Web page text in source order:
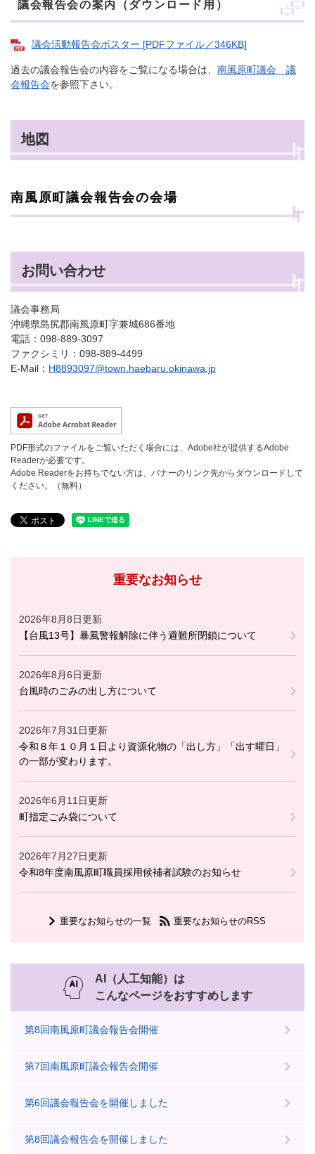
議会報告会の案内（ダウンロード用）
議会活動報告会ポスター [PDFファイル／346KB]
過去の議会報告会の内容をご覧になる場合は、 南風原町議会 議
会報告会を参照下さい。
地図
南風原町議会報告会の会場
お問い合わせ
議会事務局
沖縄県島尻郡南風原町字兼城686番地
電話：098-889-3097
ファクシミリ：098-889-4499
E-Mail： H8893097@town.haebaru.okinawa.jp
PDF形式のファイルをご覧いただく場合には、Adobe社が提供するAdobe
Readerが必要です。
Adobe Readerをお持ちでない方は、バナーのリンク先からダウンロードして
ください。（無料）
重要なお知らせ
2026年8月8日更新
【台風13号】暴風警報解除に伴う避難所閉鎖について
2026年8月6日更新
台風時のごみの出し方について
2026年7月31日更新
令和８年１０月１日より資源化物の「出し方」「出す曜日」
の一部が変わります。
2026年6月11日更新
町指定ごみ袋について
2026年7月27日更新
令和8年度南風原町職員採用候補者試験のお知らせ
重要なお知らせの一覧 重要なお知らせのRSS
AI（人工知能）は
こんなページをおすすめします
第8回南風原町議会報告会開催
第7回南風原町議会報告会開催
第6回議会報告会を開催しました
第8回議会報告会を開催しました